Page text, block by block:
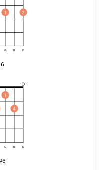
1 2
G B E
1
4
G B E